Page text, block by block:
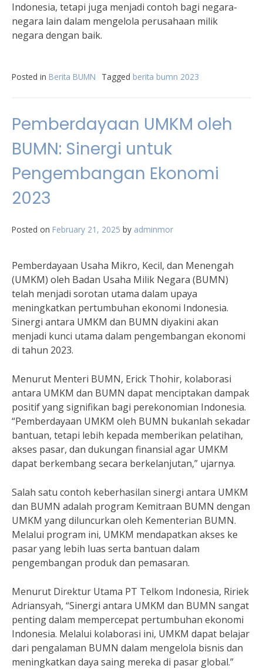
Indonesia, tetapi juga menjadi contoh bagi negara-
negara lain dalam mengelola perusahaan milik
negara dengan baik.
Posted in Berita BUMN Tagged berita bumn 2023
Pemberdayaan UMKM oleh
BUMN: Sinergi untuk
Pengembangan Ekonomi
2023
Posted on February 21, 2025 by adminmor
Pemberdayaan Usaha Mikro, Kecil, dan Menengah
(UMKM) oleh Badan Usaha Milik Negara (BUMN)
telah menjadi sorotan utama dalam upaya
meningkatkan pertumbuhan ekonomi Indonesia.
Sinergi antara UMKM dan BUMN diyakini akan
menjadi kunci utama dalam pengembangan ekonomi
di tahun 2023.
Menurut Menteri BUMN, Erick Thohir, kolaborasi
antara UMKM dan BUMN dapat menciptakan dampak
positif yang signifikan bagi perekonomian Indonesia.
“Pemberdayaan UMKM oleh BUMN bukanlah sekadar
bantuan, tetapi lebih kepada memberikan pelatihan,
akses pasar, dan dukungan finansial agar UMKM
dapat berkembang secara berkelanjutan,” ujarnya.
Salah satu contoh keberhasilan sinergi antara UMKM
dan BUMN adalah program Kemitraan BUMN dengan
UMKM yang diluncurkan oleh Kementerian BUMN.
Melalui program ini, UMKM mendapatkan akses ke
pasar yang lebih luas serta bantuan dalam
pengembangan produk dan pemasaran.
Menurut Direktur Utama PT Telkom Indonesia, Ririek
Adriansyah, “Sinergi antara UMKM dan BUMN sangat
penting dalam mempercepat pertumbuhan ekonomi
Indonesia. Melalui kolaborasi ini, UMKM dapat belajar
dari pengalaman BUMN dalam mengelola bisnis dan
meningkatkan daya saing mereka di pasar global.”